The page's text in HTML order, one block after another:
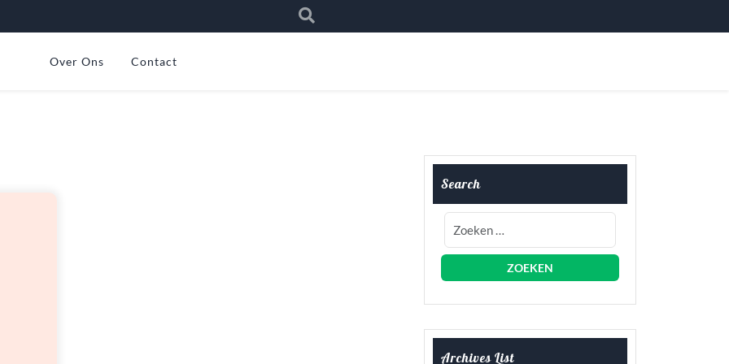
Over Ons Contact
Search
Archives List